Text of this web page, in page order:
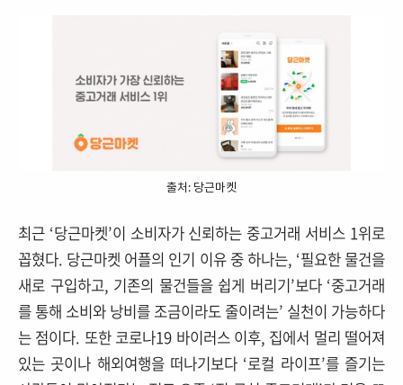
출처: 당근마켓
최근 ‘당근마켓’이 소비자가 신뢰하는 중고거래 서비스 1위로
꼽혔다. 당근마켓 어플의 인기 이유 중 하나는, ‘필요한 물건을
새로 구입하고, 기존의 물건들을 쉽게 버리기’보다 ‘중고거래
를 통해 소비와 낭비를 조금이라도 줄이려는’ 실천이 가능하다
는 점이다. 또한 코로나19 바이러스 이후, 집에서 멀리 떨어져
있는 곳이나 해외여행을 떠나기보다 ‘로컬 라이프’를 즐기는